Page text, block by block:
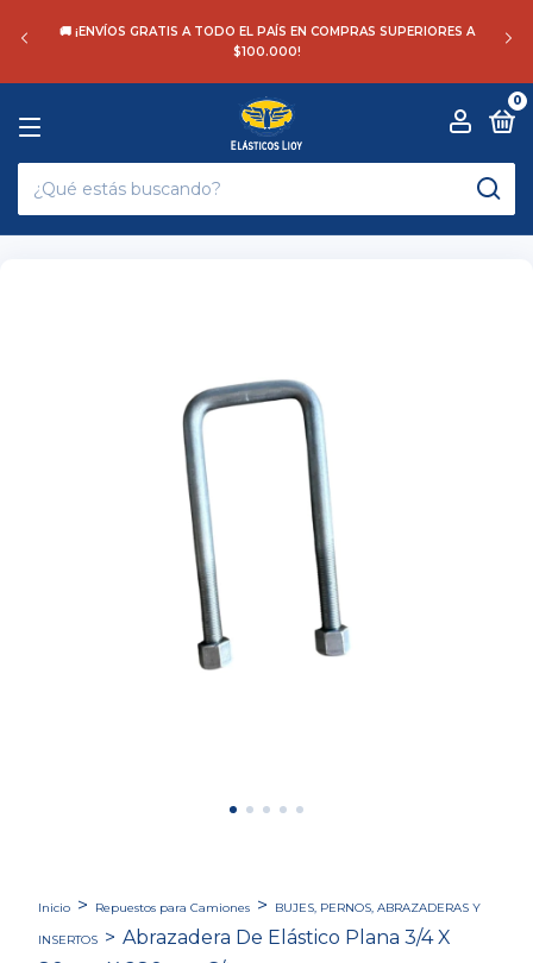
🚚 ¡ENVÍOS GRATIS A TODO EL PAÍS EN COMPRAS SUPERIORES A
$100.000!
0
Inicio > Repuestos para Camiones > BUJES, PERNOS, ABRAZADERAS Y
INSERTOS > Abrazadera De Elástico Plana 3/4 X